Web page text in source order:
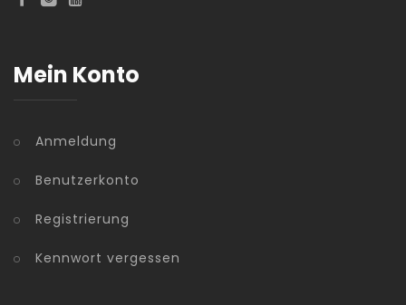
Mein Konto
Anmeldung
Benutzerkonto
Registrierung
Kennwort vergessen